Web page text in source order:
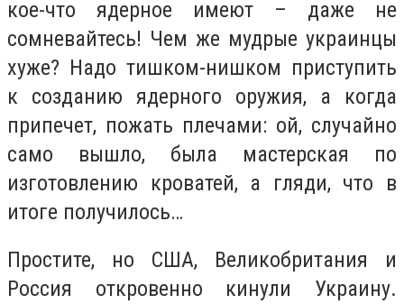
кое-что ядерное имеют – даже не
сомневайтесь! Чем же мудрые украинцы
хуже? Надо тишком-нишком приступить
к созданию ядерного оружия, а когда
припечет, пожать плечами: ой, случайно
само вышло, была мастерская по
изготовлению кроватей, а гляди, что в
итоге получилось…
Простите, но США, Великобритания и
Россия откровенно кинули Украину.